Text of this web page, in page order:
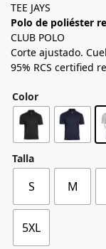
TEE JAYS
Polo de poliéster
CLUB POLO
Corte ajustado.
95% RCS certified
Color
Talla
S M
5XL